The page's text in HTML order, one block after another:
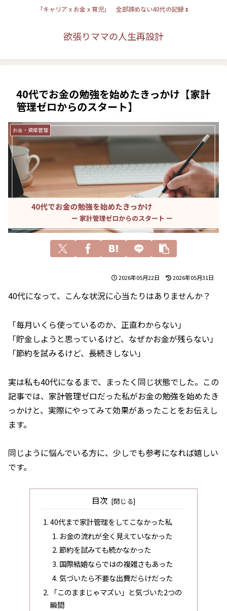
「キャリア x お金 x 育児」 全部諦めない40代の記録🌷
欲張りママの人生再設計
40代でお金の勉強を始めたきっかけ【家計
管理ゼロからのスタート】
お金・資産管理
2026年05月22日 2026年05月31日
40代になって、こんな状況に心当たりはありませんか？
「毎月いくら使っているのか、正直わからない」
「貯金しようと思っているけど、なぜかお金が残らない」
「節約を試みるけど、長続きしない」
実は私も40代になるまで、まったく同じ状態でした。この
記事では、家計管理ゼロだった私がお金の勉強を始めたき
っかけと、実際にやってみて効果があったことをお伝えし
ます。
同じように悩んでいる方に、少しでも参考になれば嬉しい
です。
目次
40代まで家計管理をしてこなかった私
お金の流れが全く見えていなかった
節約を試みても続かなかった
国際結婚ならではの複雑さもあった
気づいたら不要な出費だらけだった
「このままじゃマズい」と気づいた2つの
瞬間